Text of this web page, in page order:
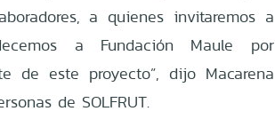
a quienes invitaremos a
a Fundación Maule por
de este proyecto”, dijo Macarena
de SOLFRUT.